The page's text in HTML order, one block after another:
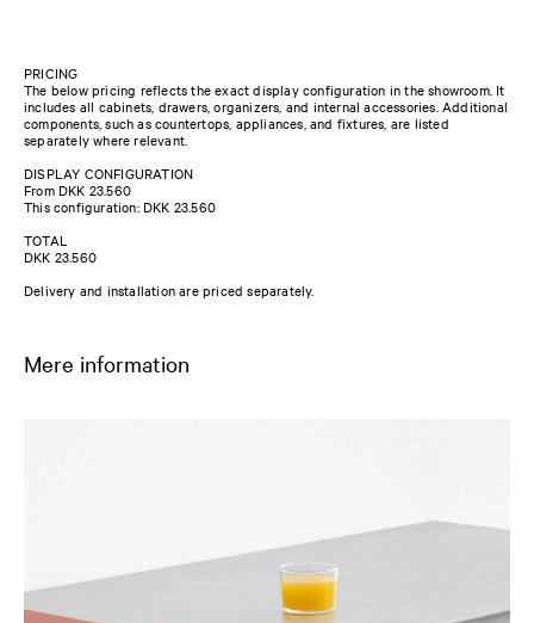
PRICING
The below pricing reflects the exact display configuration in the showroom. It
includes all cabinets, drawers, organizers, and internal accessories. Additional
components, such as countertops, appliances, and fixtures, are listed
separately where relevant.
DISPLAY CONFIGURATION
From DKK 23.560
This configuration: DKK 23.560
TOTAL
DKK 23.560
Delivery and installation are priced separately.
Mere information